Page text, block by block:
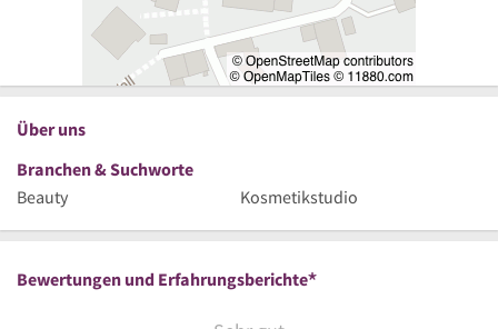
Über uns
Branchen & Suchworte
Beauty
Kosmetikstudio
Bewertungen und Erfahrungsberichte*